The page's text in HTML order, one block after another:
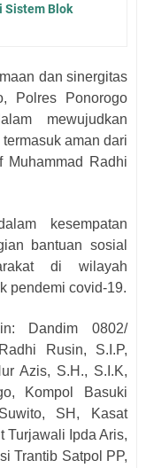
Sistem Blok
dan sinergitas
Polres Ponorogo
mewujudkan
aman dari
Muhammad Radhi
kesempatan
bantuan sosial
di wilayah
pendemi covid-19.
Dandim 0802/
Rusin, S.I.P,
Azis, S.H., S.I.K,
Kompol Basuki
SH, Kasat
Turjawali Ipda Aris,
Trantib Satpol PP,